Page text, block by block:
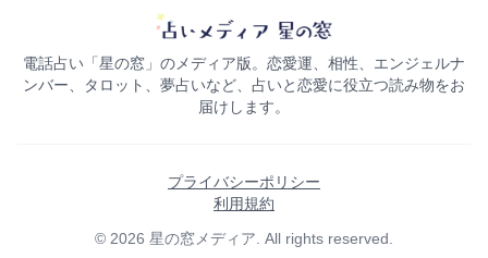
電話占い「星の窓」のメディア版。恋愛運、相性、エンジェルナ
ンバー、タロット、夢占いなど、占いと恋愛に役立つ読み物をお
届けします。
プライバシーポリシー
利用規約
© 2026 星の窓メディア. All rights reserved.